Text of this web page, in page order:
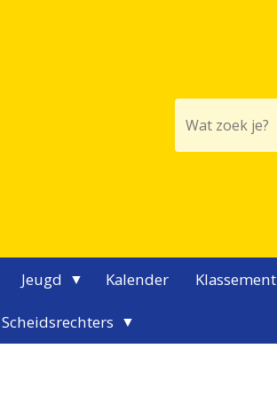
Jeugd Kalender Klassement
Scheidsrechters